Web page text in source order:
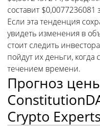
составит
Если эта тенденция
увидеть изменения в
стоит следить
пойдут их деньги, когда
течением времени.
Прогноз
Crypto Experts